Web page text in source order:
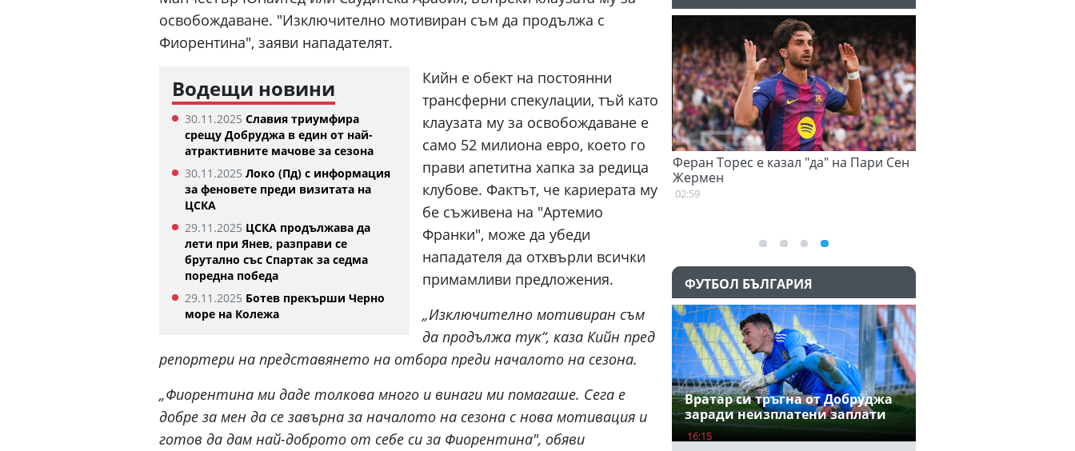
освобождаване. "Изключително мотивиран съм да продължа с
Фиорентина", заяви нападателят.
Водещи новини
30.11.2025 Славия триумфира
срещу Добруджа в един от най-
атрактивните мачове за сезона
30.11.2025 Локо (Пд) с информация
за феновете преди визитата на
ЦСКА
29.11.2025 ЦСКА продължава да
лети при Янев, разправи се
брутално със Спартак за седма
поредна победа
29.11.2025 Ботев прекърши Черно
море на Колежа
Кийн е обект на постоянни
трансферни спекулации, тъй като
клаузата му за освобождаване е
само 52 милиона евро, което го
прави апетитна хапка за редица
клубове. Фактът, че кариерата му
бе съживена на "Артемио
Франки", може да убеди
нападателя да отхвърли всички
примамливи предложения.
„Изключително мотивиран съм
да продължа тук“, каза Кийн пред
репортери на представянето на отбора преди началото на сезона.
„Фиорентина ми даде толкова много и винаги ми помагаше. Сега е
добре за мен да се завърна за началото на сезона с нова мотивация и
готов да дам най-доброто от себе си за Фиорентина", обяви
Денвър Нъгетс взе звезда от
Евролигата
05.08.2026
Феран Торес е казал "да" на Пари Сен
Жермен
02:59
Атлети от Пакистан и
ФУТБОЛ БЪЛГАРИЯ
Вратар си тръгна от Добруджа
заради неизплатени заплати
16:15